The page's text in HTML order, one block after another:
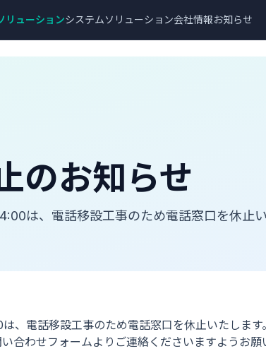
リューションシステムソリューション会社情報お知らせ
のお知らせ
は、電話移設工事のため電話窓口を休止い
、電話移設工事のため電話窓口を休止いたします。
合わせフォームよりご連絡くださいますようお願